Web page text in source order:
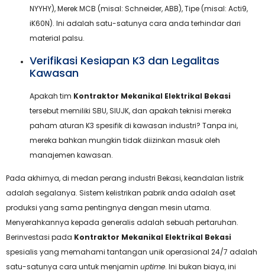
NYYHY), Merek MCB (misal: Schneider, ABB), Tipe (misal: Acti9,
iK60N). Ini adalah satu-satunya cara anda terhindar dari
material palsu.
Verifikasi Kesiapan K3 dan Legalitas
Kawasan
Apakah tim Kontraktor Mekanikal Elektrikal Bekasi
tersebut memiliki SBU, SIUJK, dan apakah teknisi mereka
paham aturan K3 spesifik di kawasan industri? Tanpa ini,
mereka bahkan mungkin tidak diizinkan masuk oleh
manajemen kawasan.
Pada akhirnya, di medan perang industri Bekasi, keandalan listrik
adalah segalanya. Sistem kelistrikan pabrik anda adalah aset
produksi yang sama pentingnya dengan mesin utama.
Menyerahkannya kepada generalis adalah sebuah pertaruhan.
Berinvestasi pada Kontraktor Mekanikal Elektrikal Bekasi
spesialis yang memahami tantangan unik operasional 24/7 adalah
satu-satunya cara untuk menjamin uptime. Ini bukan biaya, ini